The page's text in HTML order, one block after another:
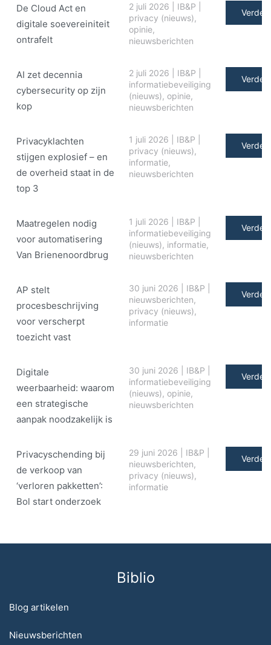
De Cloud Act en
digitale soe­ve­rei­ni­teit
ontrafelt
2 juli 2026 IB&P
privacy (nieuws),
opinie,
nieuwsberichten
Verder
AI zet decennia
cybersecurity op zijn
kop
2 juli 2026 IB&P
informatiebeveiliging
(nieuws), opinie,
nieuwsberichten
Verder
Privacyklachten
stijgen explosief – en
de overheid staat in de
top 3
1 juli 2026 IB&P
privacy (nieuws),
informatie,
nieuwsberichten
Verder
Maatregelen nodig
voor automatisering
Van Brienenoordbrug
1 juli 2026 IB&P
informatiebeveiliging
(nieuws), informatie,
nieuwsberichten
Verder
AP stelt
procesbeschrijving
voor verscherpt
toezicht vast
30 juni 2026 IB&P
nieuwsberichten,
privacy (nieuws),
informatie
Verder
Digitale
weerbaarheid: waarom
een strategische
aanpak noodzakelijk is
30 juni 2026 IB&P
informatiebeveiliging
(nieuws), opinie,
nieuwsberichten
Verder
Privacyschending bij
de verkoop van
‘verloren pakketten’:
Bol start onderzoek
29 juni 2026 IB&P
nieuwsberichten,
privacy (nieuws),
informatie
Verder
Biblio
Blog artikelen
Nieuwsberichten